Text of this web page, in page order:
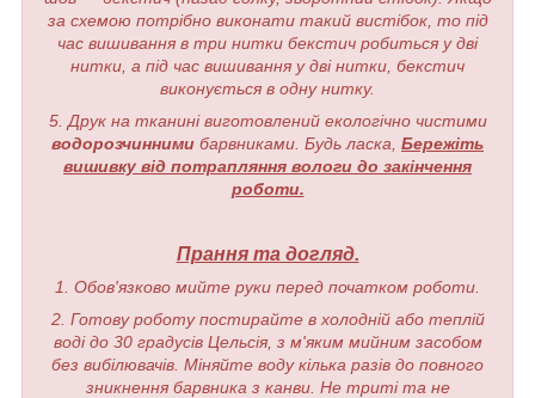
за схемою потрібно виконати такий вистібок, то під
час вишивання в три нитки бекстич робиться у дві
нитки, а під час вишивання у дві нитки, бекстич
виконується в одну нитку.
5. Друк на тканині виготовлений екологічно чистими
водорозчинними барвниками. Будь ласка, Бережіть
вишивку від потрапляння вологи до закінчення
роботи.
Прання та догляд.
1. Обов'язково мийте руки перед початком роботи.
2. Готову роботу постирайте в холодній або теплій
воді до 30 градусів Цельсія, з м'яким мийним засобом
без вибілювачів. Міняйте воду кілька разів до повного
зникнення барвника з канви. Не триті та не